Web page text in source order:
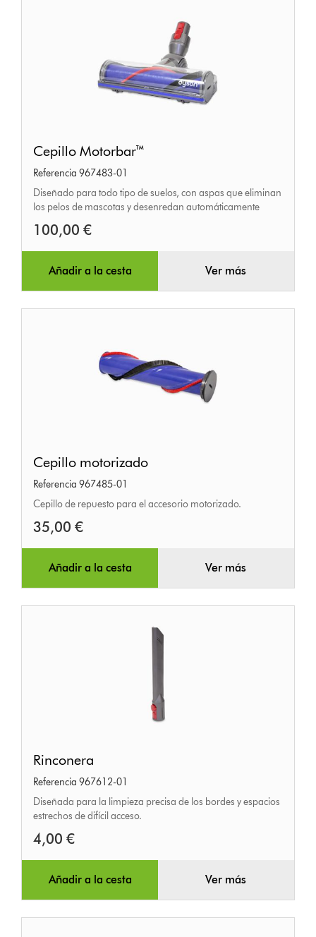
Motorbar™
Cepillo Motorbar™
Referencia 967483-01
Diseñado para todo tipo de suelos, con aspas que eliminan
los pelos de mascotas y desenredan automáticamente
100,00 €
Añadir a la cesta Ver más
motorizado
Cepillo motorizado
Referencia 967485-01
Cepillo de repuesto para el accesorio motorizado.
35,00 €
Añadir a la cesta Ver más
Rinconera
Referencia 967612-01
Diseñada para la limpieza precisa de los bordes y espacios
estrechos de difícil acceso.
4,00 €
Añadir a la cesta Ver más